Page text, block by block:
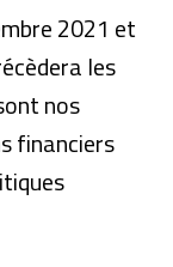
2021 et
les
nos
financiers